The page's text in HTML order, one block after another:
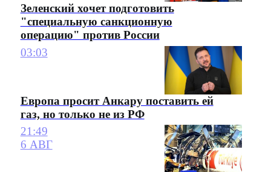
Зеленский хочет подготовить
"специальную санкционную
операцию" против России
03:03
Европа просит Анкару поставить ей
газ, но только не из РФ
21:49
6 АВГ